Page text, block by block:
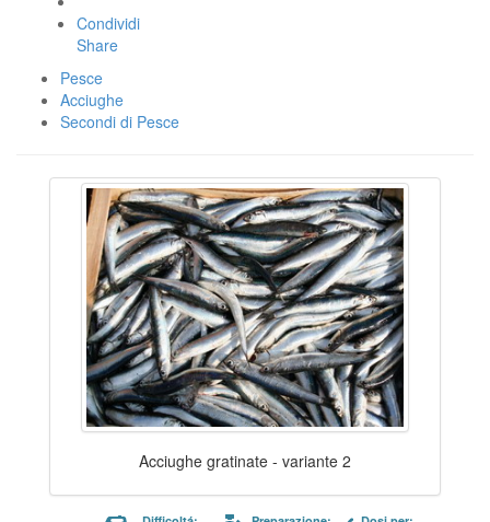
Condividi
Share
Pesce
Acciughe
Secondi di Pesce
Acciughe gratinate - variante 2